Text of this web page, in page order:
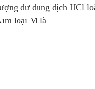
dư dung dịch HCl
loại M là